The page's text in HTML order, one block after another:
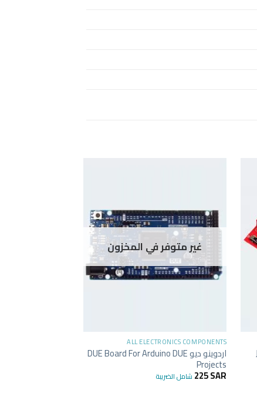
غير متوفر في المخزون
ALL ELECTRONICS COMPONENTS
اردوينو ديو DUE Board For Arduino DUE
Projects
225SAR شامل الضريبة